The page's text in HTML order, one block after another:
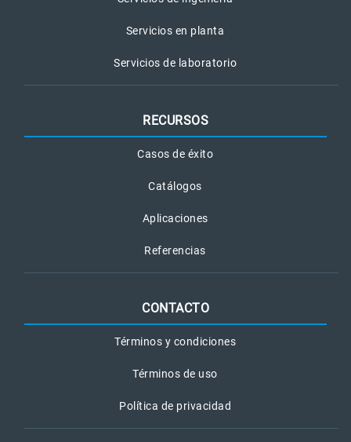
Servicios en planta
Servicios de laboratorio
RECURSOS
Casos de éxito
Catálogos
Aplicaciones
Referencias
CONTACTO
Términos y condiciones
Términos de uso
Política de privacidad